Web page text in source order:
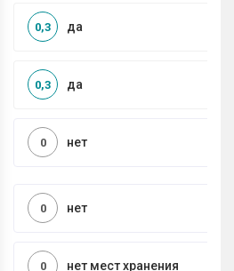
да
0,3
да
0,3
нет
0
нет
0
нет мест хранения
0